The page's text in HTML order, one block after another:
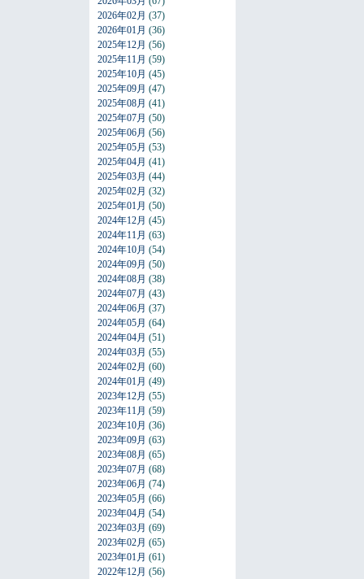
2026年02月 (37)
2026年01月 (36)
2025年12月 (56)
2025年11月 (59)
2025年10月 (45)
2025年09月 (47)
2025年08月 (41)
2025年07月 (50)
2025年06月 (56)
2025年05月 (53)
2025年04月 (41)
2025年03月 (44)
2025年02月 (32)
2025年01月 (50)
2024年12月 (45)
2024年11月 (63)
2024年10月 (54)
2024年09月 (50)
2024年08月 (38)
2024年07月 (43)
2024年06月 (37)
2024年05月 (64)
2024年04月 (51)
2024年03月 (55)
2024年02月 (60)
2024年01月 (49)
2023年12月 (55)
2023年11月 (59)
2023年10月 (36)
2023年09月 (63)
2023年08月 (65)
2023年07月 (68)
2023年06月 (74)
2023年05月 (66)
2023年04月 (54)
2023年03月 (69)
2023年02月 (65)
2023年01月 (61)
2022年12月 (56)